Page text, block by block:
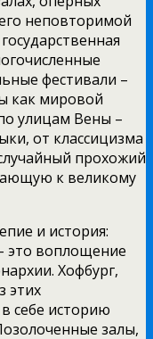
неповторимой
фестивали –
как мировой
улицам Вены –
от классицизма
прохожий
к великому
и история:
это воплощение
Хофбург,
этих
себе историю
залы,